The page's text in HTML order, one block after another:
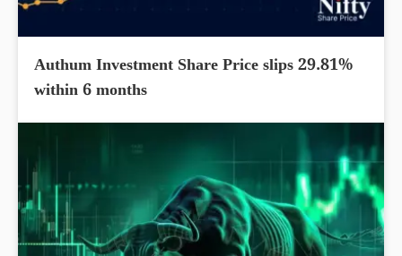
Authum Investment Share Price slips 29.81%
within 6 months